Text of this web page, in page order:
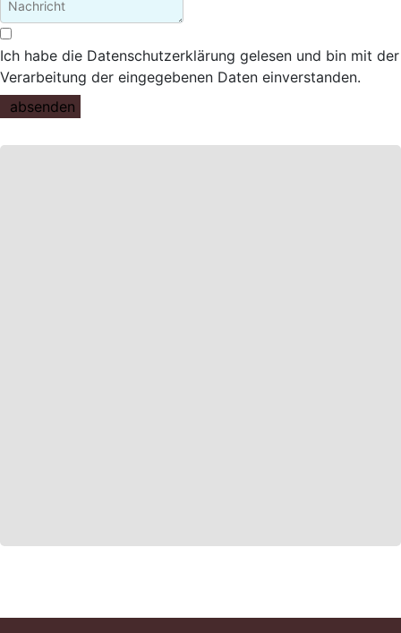
Ich habe die Datenschutzerklärung gelesen und bin mit der
Verarbeitung der eingegebenen Daten einverstanden.
absenden